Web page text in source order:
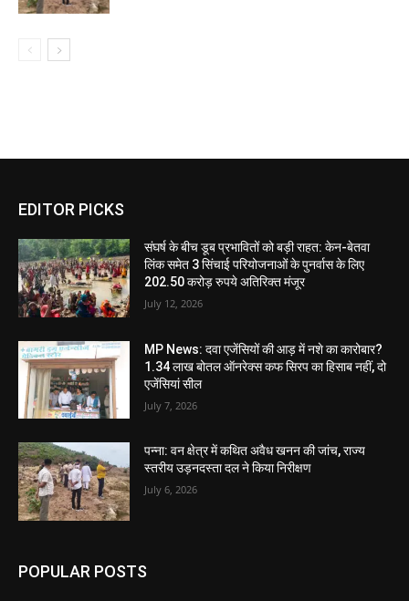
EDITOR PICKS
संघर्ष के बीच डूब प्रभावितों को बड़ी राहत: केन-बेतवा
लिंक समेत 3 सिंचाई परियोजनाओं के पुनर्वास के लिए
202.50 करोड़ रुपये अतिरिक्त मंजूर
July 12, 2026
MP News: दवा एजेंसियों की आड़ में नशे का कारोबार?
1.34 लाख बोतल ऑनरेक्स कफ सिरप का हिसाब नहीं, दो
एजेंसियां सील
July 7, 2026
पन्ना: वन क्षेत्र में कथित अवैध खनन की जांच, राज्य
स्तरीय उड़नदस्ता दल ने किया निरीक्षण
July 6, 2026
POPULAR POSTS